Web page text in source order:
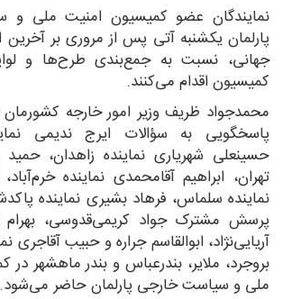
نمایندگان عضو کمیسیون امنیت ملی و
پارلمان یکشنبه آتی پس از مروری بر آخرین
جهانی، نسبت به جمع‌بندی طرح‌ها و
کمیسیون اقدام می‌کنند.
محمدجواد ظریف وزیر امور خارجه کشورمان
پاسخگویی به سؤالات ایرج ندیمی
حسینعلی شهریاری نماینده زاهدان، حمید
تهران، ابراهیم آقامحمدی نماینده
نماینده سلماس، فرهاد بشیری نماینده
پرسش مشترک جواد کریمی‌قدوسی، بهرام
آریایی‌نژاد، ابوالقاسم جراره و حبیب آقاجری
بروجرد، ملایر، بندرعباس و بندر ماهشهر
ملی و سیاست خارجی پارلمان حاضر می‌شود.